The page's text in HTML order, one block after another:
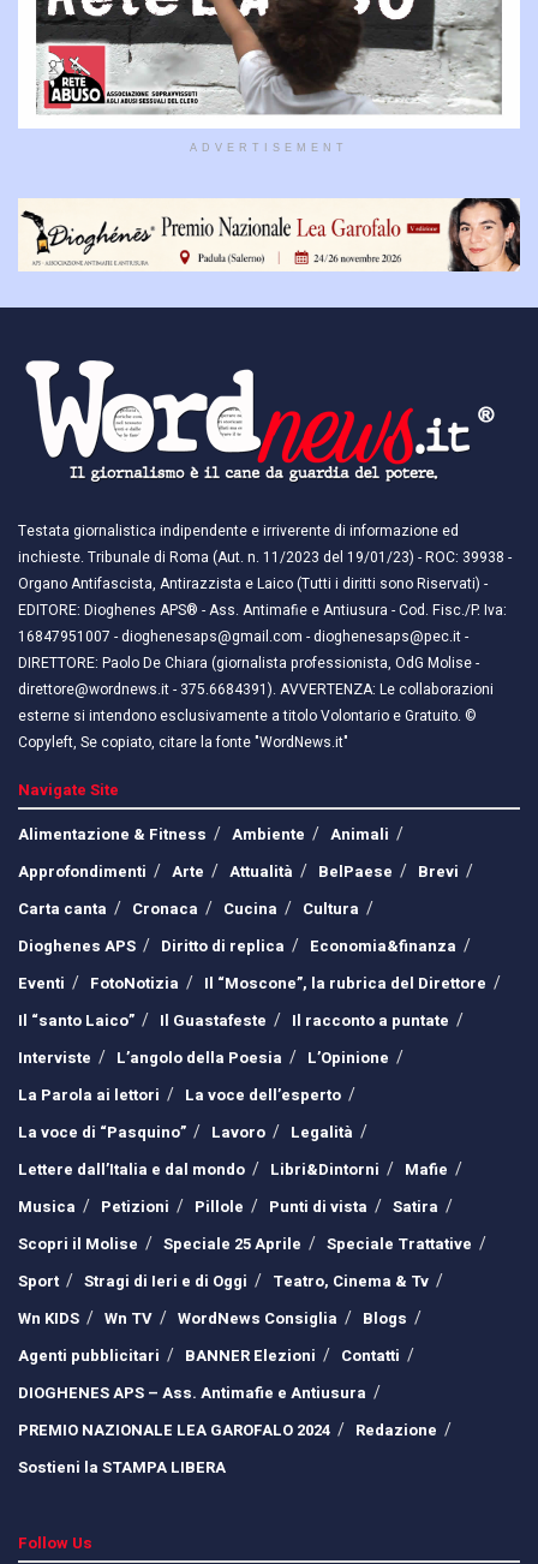
ADVERTISEMENT
Testata giornalistica indipendente e irriverente di informazione ed
inchieste. Tribunale di Roma (Aut. n. 11/2023 del 19/01/23) - ROC: 39938 -
Organo Antifascista, Antirazzista e Laico (Tutti i diritti sono Riservati) -
EDITORE: Dioghenes APS® - Ass. Antimafie e Antiusura - Cod. Fisc./P. Iva:
16847951007 - dioghenesaps@gmail.com - dioghenesaps@pec.it - ​​
DIRETTORE: Paolo De Chiara (giornalista professionista, OdG Molise -
direttore@wordnews.it - ​​375.6684391). AVVERTENZA: Le collaborazioni
esterne si intendono esclusivamente a titolo Volontario e Gratuito. ©
Copyleft, Se copiato, citare la fonte "WordNews.it"
Navigate Site
Alimentazione & Fitness
Ambiente
Animali
Approfondimenti
Arte Attualità BelPaese
Brevi
Carta canta
Cronaca Cucina
Cultura
Dioghenes APS
Diritto di replica
Economia&finanza
Eventi
FotoNotizia
Il “Moscone”, la rubrica del Direttore
Il “santo Laico”
Il Guastafeste
Il racconto a puntate
Interviste
L’angolo della Poesia
L’Opinione
La Parola ai lettori
La voce dell’esperto
La voce di “Pasquino”
Lavoro
Legalità
Lettere dall’Italia e dal mondo
Libri&Dintorni
Mafie
Musica
Petizioni Pillole Punti di vista
Satira
Scopri il Molise
Speciale 25 Aprile
Speciale Trattative
Sport
Stragi di Ieri e di Oggi
Teatro, Cinema & Tv
Wn KIDS
Wn TV WordNews Consiglia
Blogs
Agenti pubblicitari
BANNER Elezioni
Contatti
DIOGHENES APS – Ass. Antimafie e Antiusura
PREMIO NAZIONALE LEA GAROFALO 2024
Redazione
Sostieni la STAMPA LIBERA
Follow Us